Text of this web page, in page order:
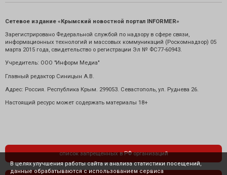
Сетевое издание «Крымский новостной портал INFORMER»
Зарегистрировано Федеральной службой по надзору в сфере связи,
информационных технологий и массовых коммуникаций (Роскомнадзор) 05
марта 2015 года, свидетельство о регистрации Эл № ФС77-60943.
Учредитель: ООО "Информ Медиа"
Главный редактор Синицын А.В.
Адрес: Россия. Республика Крым. 299053. Севастополь, ул. Руднева 26.
Настоящий ресурс может содержать материалы 18+
список запрещенных в РФ организаций
В целях улучшения работы сайта и анализа статистики посещений,
данные обрабатываются с использованием сервиса